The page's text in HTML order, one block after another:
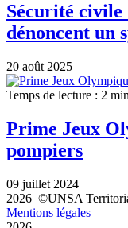
Sécurité civile
dénoncent un
20 août 2025
Temps de lecture : 2
Prime Jeux
pompiers
09 juillet 2024
2026 ©UNSA
Mentions légales